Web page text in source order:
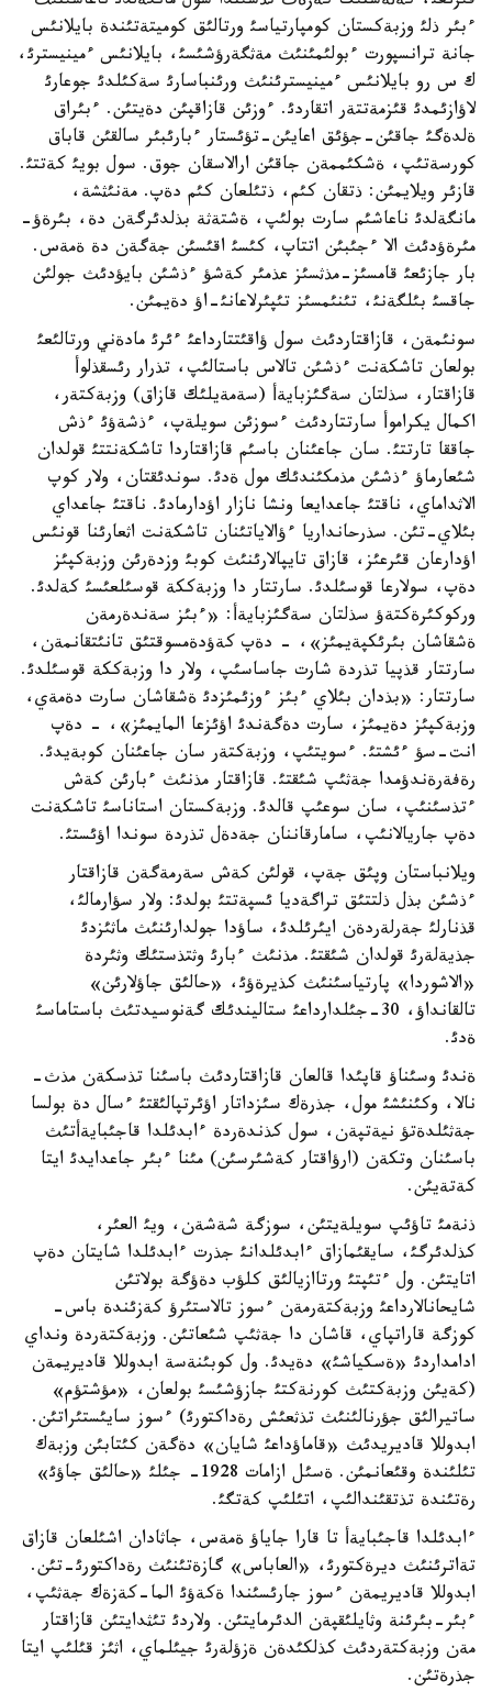
ءبئر ذلئ وزبةكستان كومپارتياسئ ورتالئق كوميتةتئندة بايلانئس
جانة ترانسپورت ءبولئمئنئث مةثگةرؤشئسئ، بايلانئس ءمينيسترئ،
ك س رو بايلانئس ءمينيسترئنئث ورئنباسارئ سةكئلدئ جوعارئ
لاؤازئمدئ قئزمةتتةر اتقاردئ. ءوزئن قازاقپئن دةيتئن. ءبئراق
ةلدةگئ جاقئن-جؤئق اعايئن-تؤئستار ءبارئبئر سالقئن قاباق
كورسةتئپ، ةشكئممةن جاقئن ارالاسقان جوق. سول بويئ كةتتئ.
قازئر ويلايمئن: ذتقان كئم، ذتئلعان كئم دةپ. مةنئثشة،
مانگةلدئ ناعاشئم سارت بولئپ، ةشتةثة بذلدئرگةن دة، بئرةؤ-
مئرةؤدئث الا ءجئبئن اتتاپ، كئسئ اقئسئن جةگةن دة ةمةس.
بار جازئعئ قامسئز-مذثسئز عذمئر كةشؤ ءذشئن بايؤدئث جولئن
جاقسئ بئلگةنئ، تئنئمسئز تئپئرلاعانئ-اؤ دةيمئن.
سونئمةن، قازاقتاردئث سول ؤاقئتتارداعئ ءئرئ مادةني ورتالئعئ
بولعان تاشكةنت ءذشئن تالاس باستالئپ، تذرار رئسقذلوأ
قازاقتار، سذلتان سةگئزبايةأ (سةمةيلئك قازاق) وزبةكتةر،
اكمال يكراموأ سارتتاردئث ءسوزئن سويلةپ، ءذشةؤئ ءذش
جاققا تارتتئ. سان جاعئنان باسئم قازاقتاردا تاشكةنتتئ قولدان
شئعارماؤ ءذشئن مذمكئندئك مول ةدئ. سوندئقتان، ولار كوپ
الاثداماي، ناقتئ جاعدايعا ونشا نازار اؤدارمادئ. ناقتئ جاعداي
بئلاي-تئن. سذرحانداريا ءؤالاياتئنان تاشكةنت اثعارئنا قونئس
اؤدارعان قئرعئز، قازاق تايپالارئنئث كوبئ وزدةرئن وزبةكپئز
دةپ، سولارعا قوسئلدئ. سارتتار دا وزبةككة قوسئلعئسئ كةلدئ.
وركوكئرةكتةؤ سذلتان سةگئزبايةأ: «ءبئز سةندةرمةن
ةشقاشان بئرئكپةيمئز»، - دةپ كةؤدةمسوقتئق تانئتقانمةن،
سارتتار قذپيا تذردة شارت جاساسئپ، ولار دا وزبةككة قوسئلدئ.
سارتتار: «بذدان بئلاي ءبئز ءوزئمئزدئ ةشقاشان سارت دةمةي،
وزبةكپئز دةيمئز، سارت دةگةندئ اؤئزعا المايمئز»، - دةپ
انت-سؤ ءئشتئ. ءسويتئپ، وزبةكتةر سان جاعئنان كوبةيدئ.
رةفةرةندؤمدا جةثئپ شئقتئ. قازاقتار مذنئث ءبارئن كةش
ءتذسئنئپ، سان سوعئپ قالدئ. وزبةكستان استاناسئ تاشكةنت
دةپ جاريالانئپ، سامارقاننان جةدةل تذردة سوندا اؤئستئ.
ويلانباستان وپئق جةپ، قولئن كةش سةرمةگةن قازاقتار
ءذشئن بذل ذلتتئق تراگةديا ئسپةتتئ بولدئ: ولار سؤارمالئ،
قذنارلئ جةرلةردةن ايئرئلدئ، ساؤدا جولدارئنئث ماثئزدئ
جذيةلةرئ قولدان شئقتئ. مذنئث ءبارئ وثتذستئك وثئردة
«الاشوردا» پارتياسئنئث كذيرةؤئ، «حالئق جاؤلارئن»
تالقانداؤ، 30-جئلدارداعئ ستاليندئك گةنوسيدتئث باستاماسئ
ةدئ.
ةندئ وسئناؤ قاپئدا قالعان قازاقتاردئث باسئنا تذسكةن مذث-
نالا، وكئنئشئ مول، جذرةك سئزداتار اؤئرتپالئقتئ ءسال دة بولسا
جةثئلدةتؤ نيةتپةن، سول كذندةردة ءابدئلدا قاجئبايةأتئث
باسئنان وتكةن (ارؤاقتار كةشئرسئن) مئنا ءبئر جاعدايدئ ايتا
كةتةيئن.
ذنةمئ تاؤئپ سويلةيتئن، سوزگة شةشةن، ويئ العئر،
كذلدئرگئ، سايقئمازاق ءابدئلدانئ جذرت ءابدئلدا شايتان دةپ
اتايتئن. ول ءتئپتئ ورتاازيالئق كلؤب دةؤگة بولاتئن
شايحانالارداعئ وزبةكتةرمةن ءسوز تالاستئرؤ كةزئندة باس-
كوزگة قاراتپاي، قاشان دا جةثئپ شئعاتئن. وزبةكتةردة ونداي
ادامداردئ «ةسكياشئ» دةيدئ. ول كوبئنةسة ابدوللا قاديريمةن
(كةيئن وزبةكتئث كورنةكتئ جازؤشئسئ بولعان، «مؤشتؤم»
ساتيرالئق جؤرنالئنئث تذثعئش رةداكتورئ) ءسوز سايئستئراتئن.
ابدوللا قاديريدئث «قاماؤداعئ شايان» دةگةن كئتابئن وزبةك
تئلئندة وقئعانمئن. ةسئل ازامات 1928- جئلئ «حالئق جاؤئ»
رةتئندة تذتقئندالئپ، اتئلئپ كةتگئ.
ءابدئلدا قاجئبايةأ تا قارا جاياؤ ةمةس، جاثادان اشئلعان قازاق
تةاترئنئث ديرةكتورئ، «العاباس» گازةتئنئث رةداكتورئ-تئن.
ابدوللا قاديريمةن ءسوز جارئسئندا ةكةؤئ الما-كةزةك جةثئپ،
ءبئر-بئرئنة وثايلئقپةن الدئرمايتئن. ولاردئ تئثدايتئن قازاقتار
مةن وزبةكتةردئث كذلكئدةن ةزؤلةرئ جيئلماي، اثئز قئلئپ ايتا
جذرةتئن.